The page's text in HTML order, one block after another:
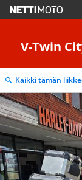
V-Twin
Kaikki tämän